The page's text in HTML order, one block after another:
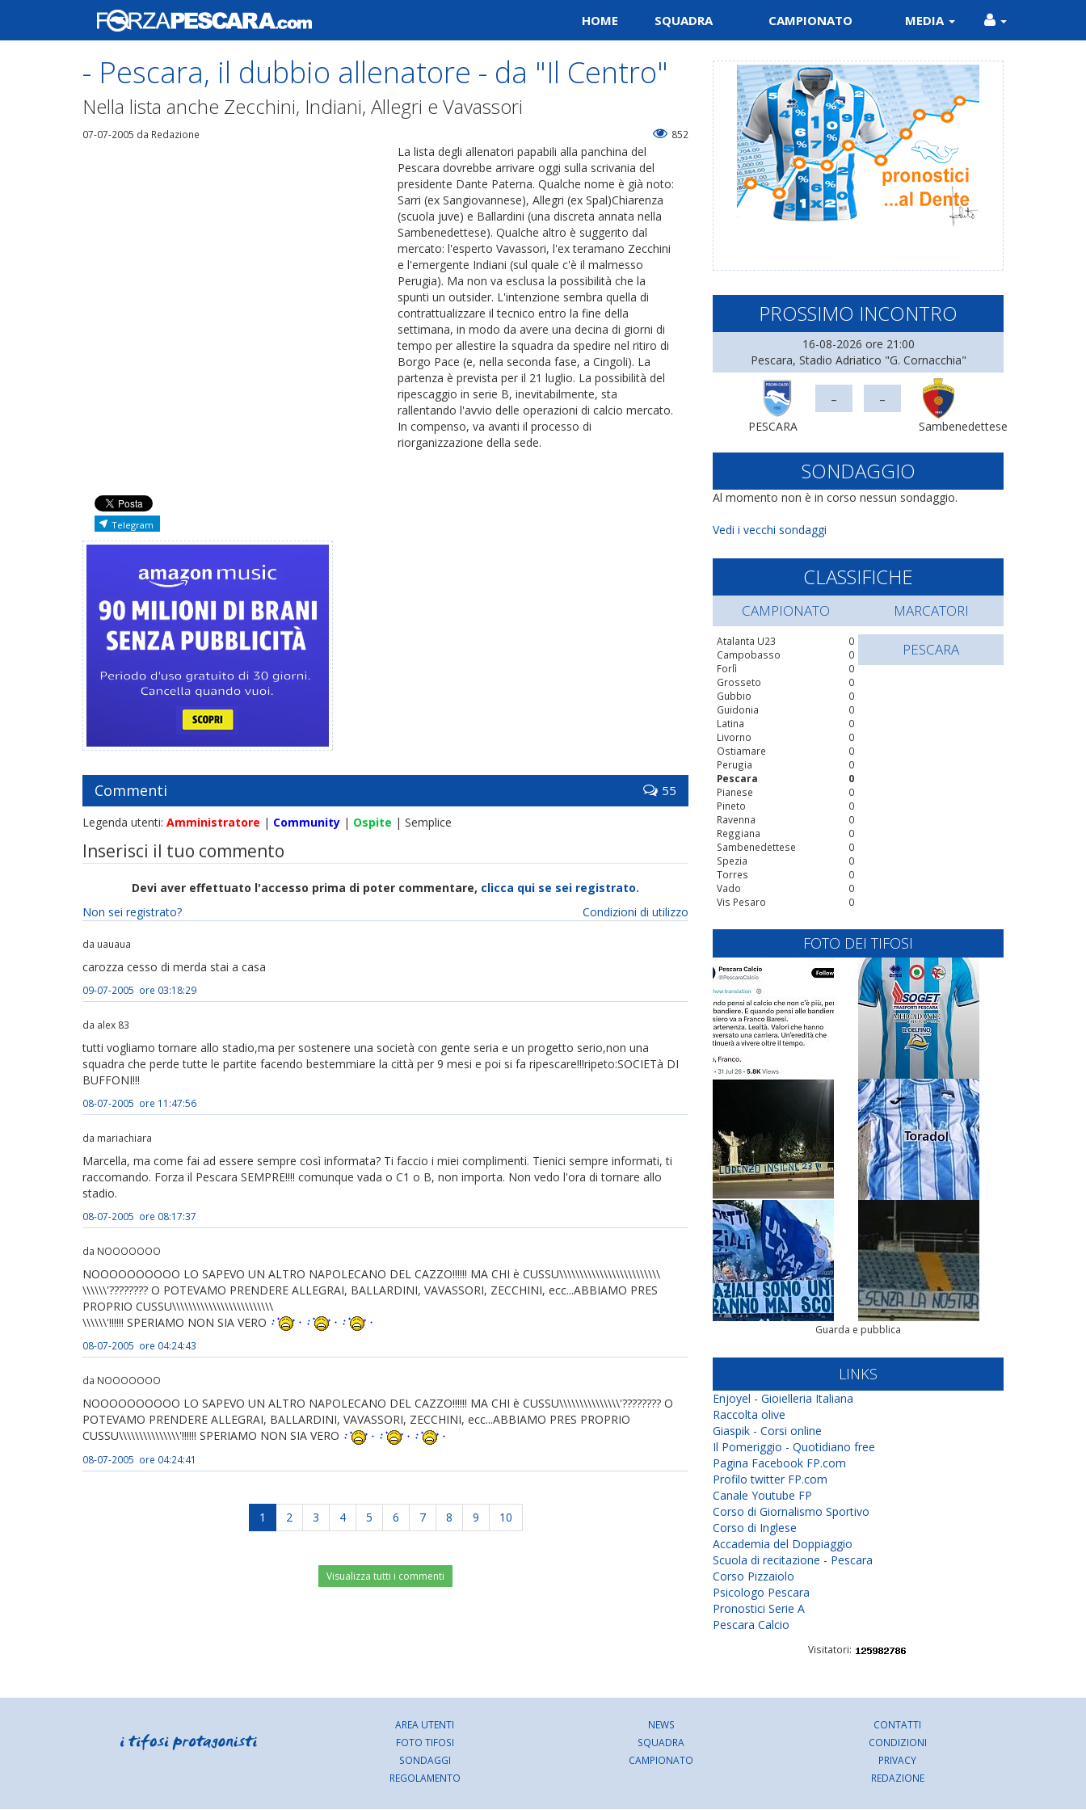
HOME SQUADRA CAMPIONATO MEDIA
- Pescara, il dubbio allenatore - da "Il Centro"
Nella lista anche Zecchini, Indiani, Allegri e Vavassori
07-07-2005 da Redazione 852
La lista degli allenatori papabili alla panchina del
Pescara dovrebbe arrivare oggi sulla scrivania del
presidente Dante Paterna. Qualche nome è già noto:
Sarri (ex Sangiovannese), Allegri (ex Spal)Chiarenza
(scuola juve) e Ballardini (una discreta annata nella
Sambenedettese). Qualche altro è suggerito dal
mercato: l'esperto Vavassori, l'ex teramano Zecchini
e l'emergente Indiani (sul quale c'è il malmesso
Perugia). Ma non va esclusa la possibilità che la
spunti un outsider. L'intenzione sembra quella di
contrattualizzare il tecnico entro la fine della
settimana, in modo da avere una decina di giorni di
tempo per allestire la squadra da spedire nel ritiro di
Borgo Pace (e, nella seconda fase, a Cingoli). La
partenza è prevista per il 21 luglio. La possibilità del
ripescaggio in serie B, inevitabilmente, sta
rallentando l'avvio delle operazioni di calcio mercato.
In compenso, va avanti il processo di
riorganizzazione della sede.
Telegram
Commenti 55
Legenda utenti: Amministratore | Community | Ospite | Semplice
Inserisci il tuo commento
Devi aver effettuato l'accesso prima di poter commentare, clicca qui se sei registrato.
Condizioni di utilizzo
Non sei registrato?
da uauaua
carozza cesso di merda stai a casa
09-07-2005 ore 03:18:29
da alex 83
tutti vogliamo tornare allo stadio,ma per sostenere una società con gente seria e un progetto serio,non una
squadra che perde tutte le partite facendo bestemmiare la città per 9 mesi e poi si fa ripescare!!!ripeto:SOCIETà DI
BUFFONI!!!
08-07-2005 ore 11:47:56
da mariachiara
Marcella, ma come fai ad essere sempre così informata? Ti faccio i miei complimenti. Tienici sempre informati, ti
raccomando. Forza il Pescara SEMPRE!!!! comunque vada o C1 o B, non importa. Non vedo l'ora di tornare allo
stadio.
08-07-2005 ore 08:17:37
da NOOOOOOO
NOOOOOOOOOO LO SAPEVO UN ALTRO NAPOLECANO DEL CAZZO!!!!!! MA CHI è CUSSU\\\\\\\\\\\\\\\\\\\\\\\\\
\\\\\\'???????? O POTEVAMO PRENDERE ALLEGRAI, BALLARDINI, VAVASSORI, ZECCHINI, ecc...ABBIAMO PRES
PROPRIO CUSSU\\\\\\\\\\\\\\\\\\\\\\\\\
\\\\\\'!!!!!! SPERIAMO NON SIA VERO
08-07-2005 ore 04:24:43
da NOOOOOOO
NOOOOOOOOOO LO SAPEVO UN ALTRO NAPOLECANO DEL CAZZO!!!!!! MA CHI è CUSSU\\\\\\\\\\\\\\\'???????? O
POTEVAMO PRENDERE ALLEGRAI, BALLARDINI, VAVASSORI, ZECCHINI, ecc...ABBIAMO PRES PROPRIO
CUSSU\\\\\\\\\\\\\\\'!!!!!! SPERIAMO NON SIA VERO
08-07-2005 ore 04:24:41
1 2 3 4 5 6 7 8 9 10
Visualizza tutti i commenti
PROSSIMO INCONTRO
16-08-2026 ore 21:00
Pescara, Stadio Adriatico "G. Cornacchia"
PESCARA
- -
Sambenedettese
SONDAGGIO
Al momento non è in corso nessun sondaggio.
Vedi i vecchi sondaggi
CLASSIFICHE
CAMPIONATO
0
Atalanta U23
0
Campobasso
0
Forlì
0
Grosseto
0
Gubbio
0
Guidonia
0
Latina
0
Livorno
0
Ostiamare
0
Perugia
0
Pescara
0
Pianese
0
Pineto
0
Ravenna
0
Reggiana
0
Sambenedettese
0
Spezia
0
Torres
0
Vado
0
Vis Pesaro
MARCATORI
PESCARA
FOTO DEI TIFOSI
Guarda e pubblica
LINKS
Enjoyel - Gioielleria Italiana
Raccolta olive
Giaspik - Corsi online
Il Pomeriggio - Quotidiano free
Pagina Facebook FP.com
Profilo twitter FP.com
Canale Youtube FP
Corso di Giornalismo Sportivo
Corso di Inglese
Accademia del Doppiaggio
Scuola di recitazione - Pescara
Corso Pizzaiolo
Psicologo Pescara
Pronostici Serie A
Pescara Calcio
Visitatori:
AREA UTENTI
FOTO TIFOSI
SONDAGGI
REGOLAMENTO
NEWS
SQUADRA
CAMPIONATO
CONTATTI
CONDIZIONI
PRIVACY
REDAZIONE